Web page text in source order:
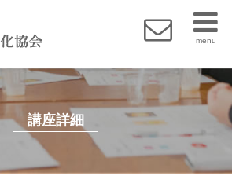
menu
講座詳細